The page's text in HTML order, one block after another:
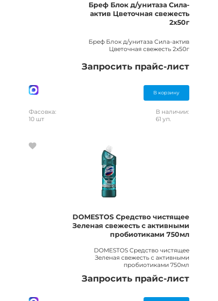
Бреф Блок д/унитаза Сила-
актив Цветочная свежесть
2х50г
Бреф Блок д/унитаза Сила-актив
Цветочная свежесть 2х50г
Запросить прайс-лист
В корзину
Фасовка:
10 шт
В наличии:
61 уп.
DOMESTOS Средство чистящее
Зеленая свежесть с активными
пробиотиками 750мл
DOMESTOS Средство чистящее
Зеленая свежесть с активными
пробиотиками 750мл
Запросить прайс-лист